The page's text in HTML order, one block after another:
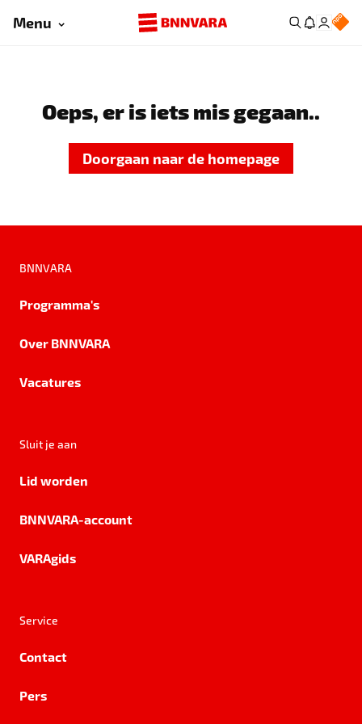
Menu
Oeps, er is iets mis gegaan..
Doorgaan naar de homepage
BNNVARA
Programma's
Over BNNVARA
Vacatures
Sluit je aan
Lid worden
BNNVARA-account
VARAgids
Service
Contact
Pers